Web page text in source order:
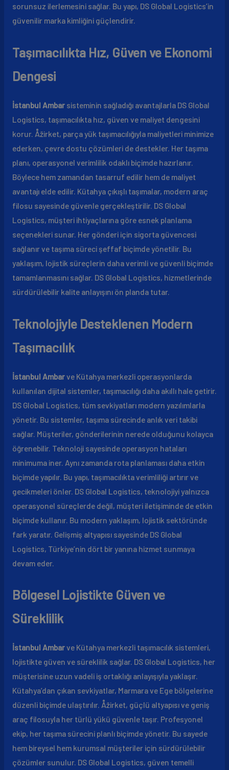
sorunsuz ilerlemesini sağlar. Bu yapı, DS Global Logistics’in
güvenilir marka kimliğini güçlendirir.
Taşımacılıkta Hız, Güven ve Ekonomi
Dengesi
İstanbul Ambarsisteminin sağladığı avantajlarla DS Global
Logistics, taşımacılıkta hız, güven ve maliyet dengesini
korur. Åžirket, parça yük taşımacılığıyla maliyetleri minimize
ederken, çevre dostu çözümleri de destekler. Her taşıma
planı, operasyonel verimlilik odaklı biçimde hazırlanır.
Böylece hem zamandan tasarruf edilir hem de maliyet
avantajı elde edilir. Kütahya çıkışlı taşımalar, modern araç
filosu sayesinde güvenle gerçekleştirilir. DS Global
Logistics, müşteri ihtiyaçlarına göre esnek planlama
seçenekleri sunar. Her gönderi için sigorta güvencesi
sağlanır ve taşıma süreci şeffaf biçimde yönetilir. Bu
yaklaşım, lojistik süreçlerin daha verimli ve güvenli biçimde
tamamlanmasını sağlar. DS Global Logistics, hizmetlerinde
sürdürülebilir kalite anlayışını ön planda tutar.
Teknolojiyle Desteklenen Modern
Taşımacılık
İstanbul Ambarve Kütahya merkezli operasyonlarda
kullanılan dijital sistemler, taşımacılığı daha akıllı hale getirir.
DS Global Logistics, tüm sevkiyatları modern yazılımlarla
yönetir. Bu sistemler, taşıma sürecinde anlık veri takibi
sağlar. Müşteriler, gönderilerinin nerede olduğunu kolayca
öğrenebilir. Teknoloji sayesinde operasyon hataları
minimuma iner. Aynı zamanda rota planlaması daha etkin
biçimde yapılır. Bu yapı, taşımacılıkta verimliliği artırır ve
gecikmeleri önler. DS Global Logistics, teknolojiyi yalnızca
operasyonel süreçlerde değil, müşteri iletişiminde de etkin
biçimde kullanır. Bu modern yaklaşım, lojistik sektöründe
fark yaratır. Gelişmiş altyapısı sayesinde DS Global
Logistics, Türkiye’nin dört bir yanına hizmet sunmaya
devam eder.
Bölgesel Lojistikte Güven ve
Süreklilik
İstanbul Ambarve Kütahya merkezli taşımacılık sistemleri,
lojistikte güven ve süreklilik sağlar. DS Global Logistics, her
müşterisine uzun vadeli iş ortaklığı anlayışıyla yaklaşır.
Kütahya’dan çıkan sevkiyatlar, Marmara ve Ege bölgelerine
düzenli biçimde ulaştırılır. Åžirket, güçlü altyapısı ve geniş
araç filosuyla her türlü yükü güvenle taşır. Profesyonel
ekip, her taşıma sürecini planlı biçimde yönetir. Bu sayede
hem bireysel hem kurumsal müşteriler için sürdürülebilir
çözümler sunulur. DS Global Logistics, güven temelli